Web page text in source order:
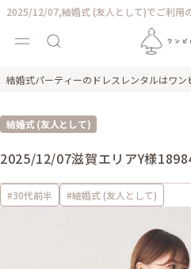
2025/12/07,結婚式 (友人として)でご利用
結婚式パーティーのドレスレンタルはワン
結婚式 (友人として)
2025/12/07滋賀エリアY様
#30代前半 #結婚式 (友人として)